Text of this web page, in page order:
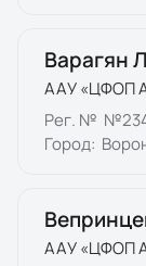
Варагян
ААУ «ЦФОП
Рег. №
Город:
ААУ «ЦФОП